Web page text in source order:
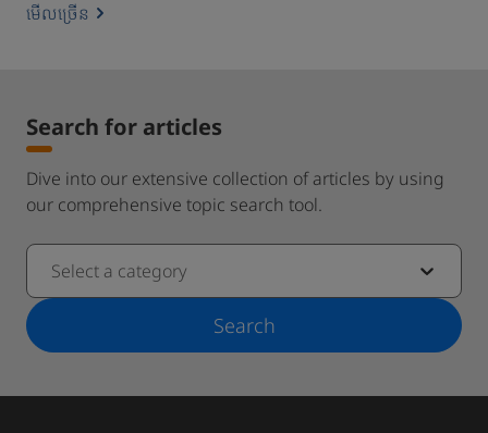
មើលច្រើន
Search for articles
Dive into our extensive collection of articles by using
our comprehensive topic search tool.
Select a category
Search